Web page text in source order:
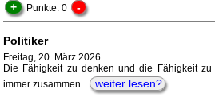
+ Punkte: 0 -
Politiker
Freitag, 20. März 2026
Die Fähigkeit zu denken und die Fähigkeit
immer zusammen.
weiter lesen?